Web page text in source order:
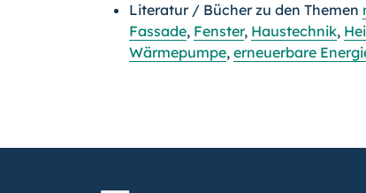
Literatur / Bücher zu den Themen
Fassade, Fenster, Haustechnik,
Wärmepumpe, erneuerbare